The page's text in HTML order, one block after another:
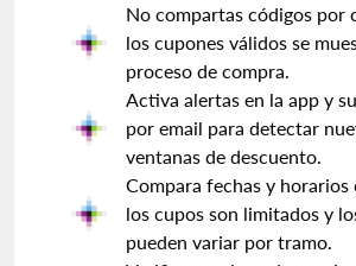
No compartas códigos por
los cupones válidos se
proceso de compra.
Activa alertas en la app y
por email para detectar
ventanas de descuento.
Compara fechas y horarios
los cupos son limitados y
pueden variar por tramo.